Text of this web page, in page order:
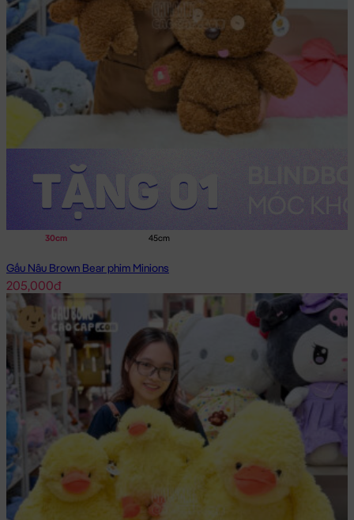
30cm 45cm
Gấu Nâu Brown Bear phim Minions
205,000đ